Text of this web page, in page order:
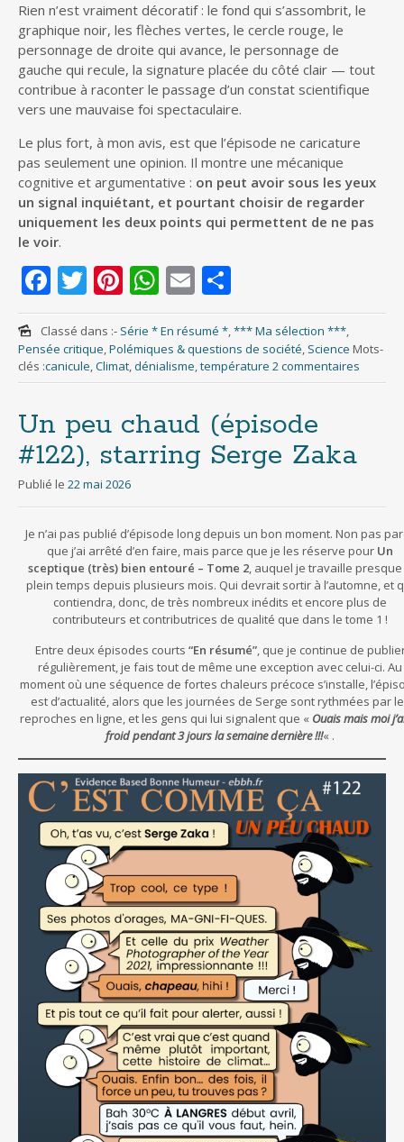
Rien n’est vraiment décoratif : le fond qui s’assombrit, le
graphique noir, les flèches vertes, le cercle rouge, le
personnage de droite qui avance, le personnage de
gauche qui recule, la signature placée du côté clair — tout
contribue à raconter le passage d’un constat scientifique
vers une mauvaise foi spectaculaire.
Le plus fort, à mon avis, est que l’épisode ne caricature
pas seulement une opinion. Il montre une mécanique
cognitive et argumentative : on peut avoir sous les yeux
un signal inquiétant, et pourtant choisir de regarder
uniquement les deux points qui permettent de ne pas
le voir.
F
ac
e
b
o
o
k
T
w
itt
er
Pi
nt
er
e
st
W
h
at
s
A
p
p
E
m
ai
l
ar
ta
g
er
Classé dans :- Série * En résumé *,*** Ma sélection ***,
Pensée critique,Polémiques & questions de société, Science Mots-
clés :canicule,Climat,dénialisme,température 2 commentaires
Un peu chaud (épisode
#122), starring Serge Zaka
Publié le 22 mai 2026
Je n’ai pas publié d’épisode long depuis un bon moment. Non pas
que j’ai arrêté d’en faire, mais parce que je les réserve pour Un
sceptique (très) bien entouré – Tome 2, auquel je travaille
plein temps depuis plusieurs mois. Qui devrait sortir à l’automne, et
contiendra, donc, de très nombreux inédits et encore plus de
contributeurs et contributrices de qualité que dans le tome 1 !
Entre deux épisodes courts “En résumé”, que je continue de
régulièrement, je fais tout de même une exception avec celui-ci. Au
moment où une séquence de fortes chaleurs précoce s’installe,
est d’actualité, alors que les journées de Serge sont rythmées par
reproches en ligne, et les gens qui lui signalent que « Ouais mais moi
froid pendant 3 jours la semaine dernière!!!« .